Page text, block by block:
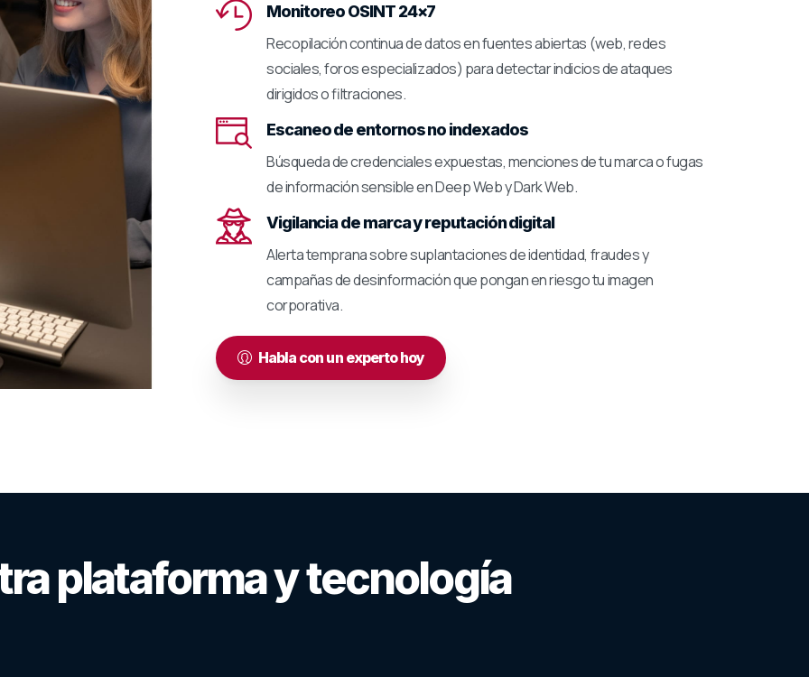
Monitoreo OSINT 24×7
Recopilación continua de datos en fuentes abiertas (web, redes
sociales, foros especializados) para detectar indicios de ataques
dirigidos o filtraciones.
Escaneo de entornos no indexados
Búsqueda de credenciales expuestas, menciones de tu marca o fugas
de información sensible en Deep Web y Dark Web.
Vigilancia de marca y reputación digital
Alerta temprana sobre suplantaciones de identidad, fraudes y
campañas de desinformación que pongan en riesgo tu imagen
corporativa.
Habla con un experto hoy
plataformaytecnología